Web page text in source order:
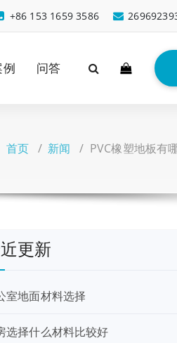
+86 153 1659 3586
例 问答
首页 / 新闻 / PVC橡塑地板有
更新
室地面材料选择
选择什么材料比较好